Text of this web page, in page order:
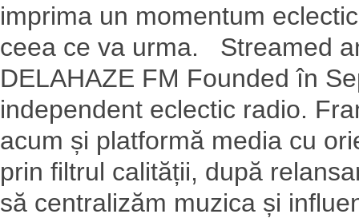
imprima un momentum
ceea ce va urma. Streamed
DELAHAZE FM Founded în
independent eclectic radio.
acum și platformă media cu
prin filtrul calității, după
să centralizăm muzica și